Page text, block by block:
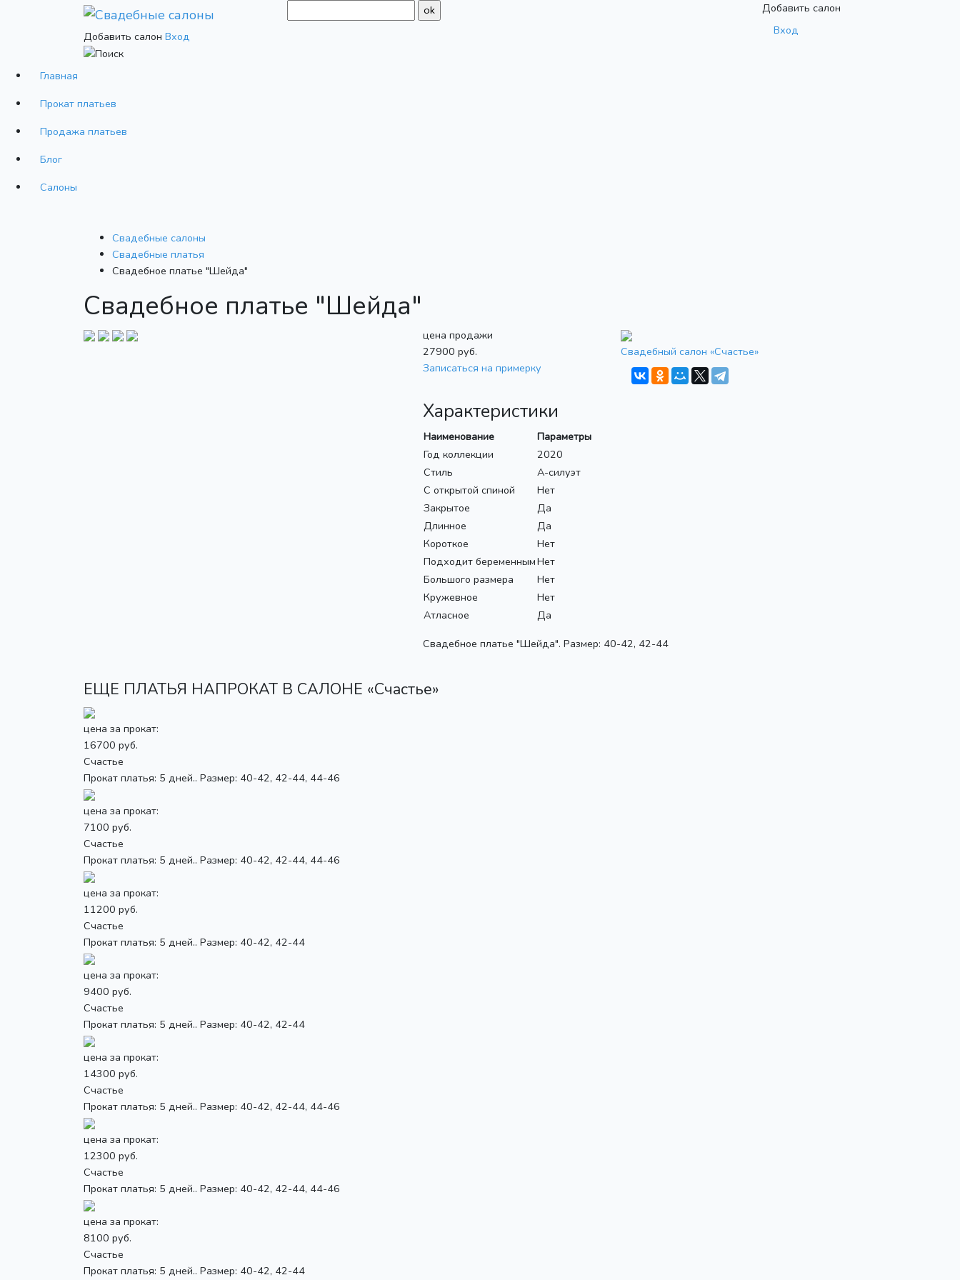
Добавить салон Вход
Добавить салон
Вход
Главная
Прокат платьев
Продажа платьев
Блог
Салоны
Свадебные салоны
Cвадебные платья
Свадебное платье "Шейда"
Свадебное платье "Шейда"
цена продажи
27900 руб.
Записаться на примерку
Свадебный салон «Счастье»
Характеристики
Наименование
Параметры
Год коллекции
2020
Стиль
А-силуэт
С открытой спиной
Нет
Закрытое
Да
Длинное
Да
Короткое
Нет
Подходит беременнымНет
Большого размера
Нет
Кружевное
Нет
Атласное
Да
Свадебное платье "Шейда". Размер: 40-42, 42-44
ЕЩЕ ПЛАТЬЯ НАПРОКАТ В САЛОНЕ «Счастье»
цена за прокат:
16700 руб.
Счастье
Прокат платья: 5 дней.. Размер: 40-42, 42-44, 44-46
цена за прокат:
7100 руб.
Счастье
Прокат платья: 5 дней.. Размер: 40-42, 42-44, 44-46
цена за прокат:
11200 руб.
Счастье
Прокат платья: 5 дней.. Размер: 40-42, 42-44
цена за прокат:
9400 руб.
Счастье
Прокат платья: 5 дней.. Размер: 40-42, 42-44
цена за прокат:
14300 руб.
Счастье
Прокат платья: 5 дней.. Размер: 40-42, 42-44, 44-46
цена за прокат:
12300 руб.
Счастье
Прокат платья: 5 дней.. Размер: 40-42, 42-44, 44-46
цена за прокат:
8100 руб.
Счастье
Прокат платья: 5 дней.. Размер: 40-42, 42-44